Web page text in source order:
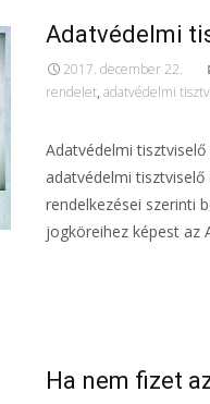
Adatvédelmi
2017. december 22.
rendelet, adatvédelmi
Adatvédelmi
adatvédelmi
rendelkezései szerinti
jogköreihez képest az
Ha nem fizet